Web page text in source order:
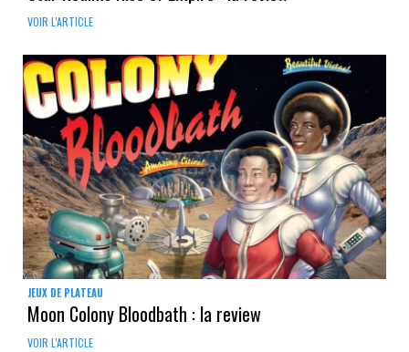
VOIR L'ARTICLE
JEUX DE PLATEAU
Moon Colony Bloodbath : la review
VOIR L'ARTICLE